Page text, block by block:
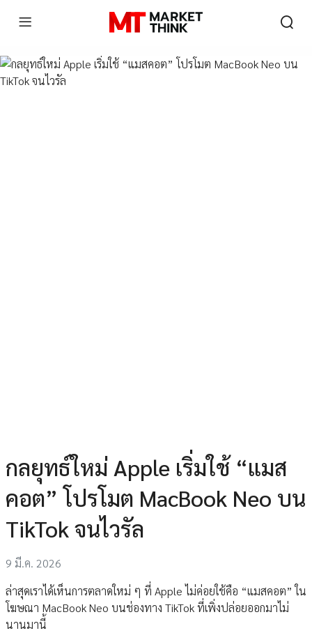
กลยุทธ์ใหม่ Apple เริ่มใช้ “แมส
คอต” โปรโมต MacBook Neo บน
TikTok จนไวรัล
9 มี.ค. 2026
ล่าสุดเราได้เห็นการตลาดใหม่ ๆ ที่ Apple ไม่ค่อยใช้คือ “แมสคอต” ใน
โฆษณา MacBook Neo บนช่องทาง TikTok ที่เพิ่งปล่อยออกมาไม่
นานมานี้